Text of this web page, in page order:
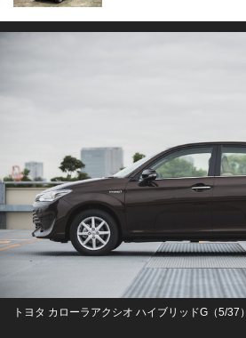
トヨタ カローラアクシオ ハイブリッドG（5/37）